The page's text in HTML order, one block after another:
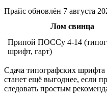
Прайс обновлён 7 августа
Лом свинца
Припой ПОССу 4-14
шрифт, гарт)
Сдача типографских
станет ещё выгоднее, если
следовать простым